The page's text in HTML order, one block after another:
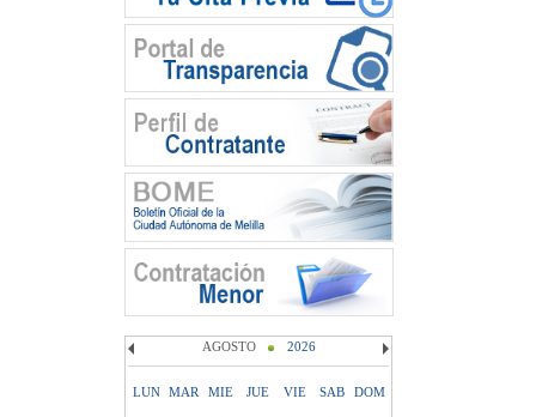
AGOSTO 2026
LUN MAR MIE JUE VIE SAB DOM